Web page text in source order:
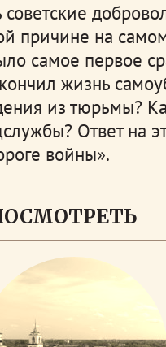
причине на
самое первое
жизнь
из тюрьмы?
Ответ на
войны».